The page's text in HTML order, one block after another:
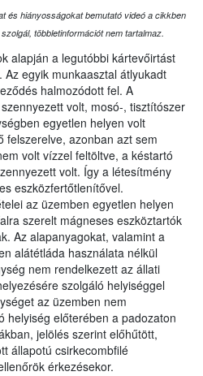
és hiányosságokat bemutató videó a cikkben
többletinformációt nem tartalmaz.
alapján a legutóbbi kártevőirtást
egyik munkaasztal átlyukadt
halmozódott fel. A
volt, mosó-, tisztítószer
egyetlen helyen volt
felszerelve, azonban azt sem
volt vízzel feltöltve, a késtartó
volt. Így a létesítmény
eszközfertőtlenítővel.
az üzemben egyetlen helyen
szerelt mágneses eszköztartók
Az alapanyagokat, valamint a
alátétláda használata nélkül
nem rendelkezett az állati
szolgáló helyiséggel
az üzemben nem
helyiség előterében a padozaton
jelölés szerint előhűtött,
állapotú csirkecombfilé
érkezésekor.